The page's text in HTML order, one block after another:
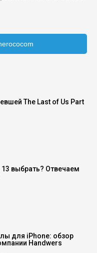
The Last of Us Part
13 выбрать? Отвечаем
для iPhone: обзор
Handwers